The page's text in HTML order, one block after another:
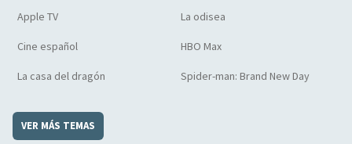
Apple TV La odisea
Cine español HBO Max
La casa del dragón Spider-man: Brand New Day
VER MÁS TEMAS